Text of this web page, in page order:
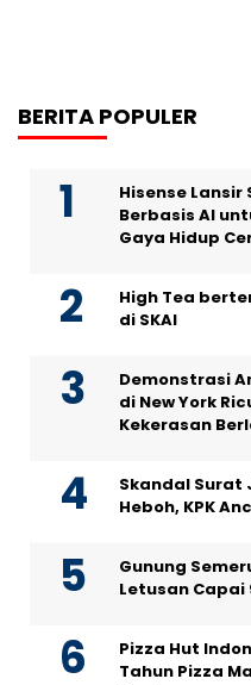
BERITA POPULER
Hisense
Berbasis AI
Gaya Hidup
High Tea
di SKAI
Demonstrasi
di New York
Kekerasan
Skandal Surat
Heboh, KPK
Gunung
Letusan Capai
Pizza Hut
Tahun Pizza